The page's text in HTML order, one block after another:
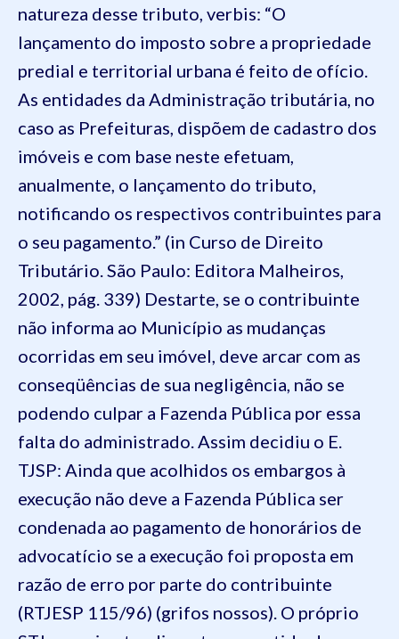
natureza desse tributo, verbis: “O
lançamento do imposto sobre a propriedade
predial e territorial urbana é feito de ofício.
As entidades da Administração tributária, no
caso as Prefeituras, dispõem de cadastro dos
imóveis e com base neste efetuam,
anualmente, o lançamento do tributo,
notificando os respectivos contribuintes para
o seu pagamento.” (in Curso de Direito
Tributário. São Paulo: Editora Malheiros,
2002, pág. 339) Destarte, se o contribuinte
não informa ao Município as mudanças
ocorridas em seu imóvel, deve arcar com as
conseqüências de sua negligência, não se
podendo culpar a Fazenda Pública por essa
falta do administrado. Assim decidiu o E.
TJSP: Ainda que acolhidos os embargos à
execução não deve a Fazenda Pública ser
condenada ao pagamento de honorários de
advocatício se a execução foi proposta em
razão de erro por parte do contribuinte
(RTJESP 115/96) (grifos nossos). O próprio